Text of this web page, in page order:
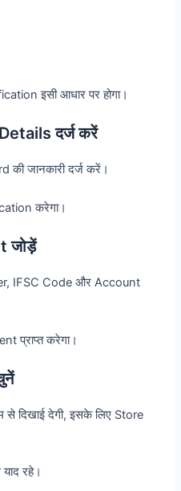
इसी आधार पर होगा।
दर्ज करें
जानकारी दर्ज करें।
करेगा।
जोड़ें
IFSC Code और Account
प्राप्त करेगा।
दिखाई देगी, इसके लिए Store
रहे।